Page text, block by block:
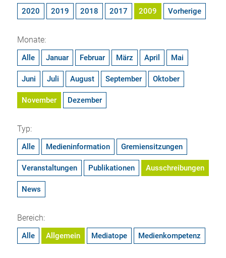
2020 2019 2018 2017 2009 Vorherige
Monate:
Alle Januar Februar März April Mai
Juni Juli August September Oktober
November Dezember
Typ:
Alle Medieninformation Gremiensitzungen
Veranstaltungen Publikationen Ausschreibungen
News
Bereich:
Alle Allgemein Mediatope Medienkompetenz